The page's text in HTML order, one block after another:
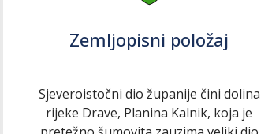
Zemljopisni položaj
Sjeveroistočni dio županije čini dolina
rijeke Drave, Planina Kalnik, koja je